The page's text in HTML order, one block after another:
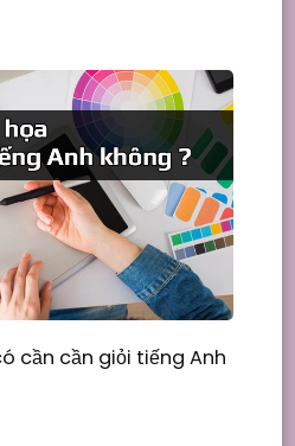
cần cần giỏi tiếng Anh